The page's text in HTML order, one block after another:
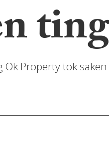
ting
Property tok